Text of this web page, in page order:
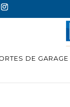
DE GARAGE